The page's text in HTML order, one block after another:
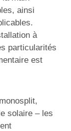
ainsi
à
particularités
est
solaire – les